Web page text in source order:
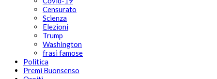
Censurato
Scienza
Elezioni
Trump
Washington
frasi famose
Politica
Premi Buonsenso